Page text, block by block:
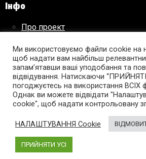
Інфо
Про проект
Правила використання
Підпишись на AutoGeek!
facebooktwitter instagramyoutube tumblr
Ми використовуємо файли cookie на
щоб надати вам найбільш
запам’ятавши ваші уподобання та
відвідування. Натискаючи
погоджуєтесь на використання ВСІХ
Однак ви можете відвідати
cookie", щоб надати контрольовану
НАЛАШТУВАННЯ Cookie
ПРИЙНЯТИ УСІ